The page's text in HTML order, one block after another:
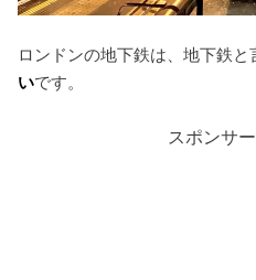
ロンドンの地下鉄は、地下鉄と
いです。
スポンサ